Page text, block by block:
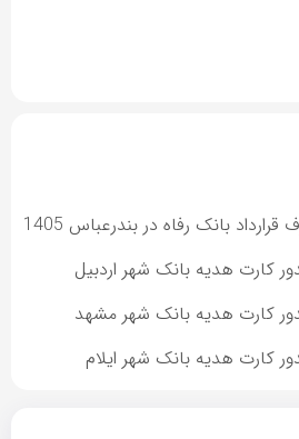
بانک رفاه در بندرعباس 1405
هدیه بانک شهر اردبیل
کارت هدیه بانک شهر مشهد
هدیه بانک شهر ایلام